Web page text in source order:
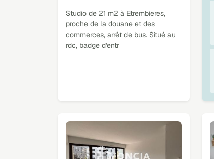
Studio de 21 m2 à Etrembieres,
proche de la douane et des
commerces, arrêt de bus. Situé au
rdc, badge d'entr